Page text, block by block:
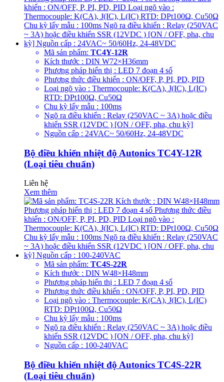
Mã sản phẩm: TC4Y-12R
Kích thước : DIN W72×H36mm
Phương pháp hiển thị : LED 7 đoạn 4 số
Phương thức điều khiển : ON/OFF, P, PI, PD, PID
Loại ngõ vào : Thermocouple: K(CA), J(IC), L(IC)
RTD: DPt100Ω, Cu50Ω
Chu kỳ lấy mẫu : 100ms
Ngõ ra điều khiển : Relay (250VAC ~ 3A) hoặc điều
khiển SSR (12VDC ) [ON / OFF, pha, chu kỳ]
Nguồn cấp : 24VAC~ 50/60Hz, 24-48VDC
Bộ điều khiển nhiệt độ Autonics TC4Y-12R
(Loại tiêu chuẩn)
Liên hệ
Xem thêm
Mã sản phẩm: TC4S-22R
Kích thước : DIN W48×H48mm
Phương pháp hiển thị : LED 7 đoạn 4 số
Phương thức điều khiển : ON/OFF, P, PI, PD, PID
Loại ngõ vào : Thermocouple: K(CA), J(IC), L(IC)
RTD: DPt100Ω, Cu50Ω
Chu kỳ lấy mẫu : 100ms
Ngõ ra điều khiển : Relay (250VAC ~ 3A) hoặc điều
khiển SSR (12VDC ) [ON / OFF, pha, chu kỳ]
Nguồn cấp : 100-240VAC
Bộ điều khiển nhiệt độ Autonics TC4S-22R
(Loại tiêu chuẩn)